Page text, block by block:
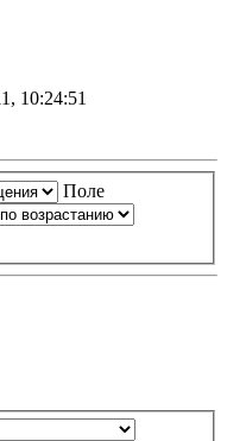
10:24:51
Поле